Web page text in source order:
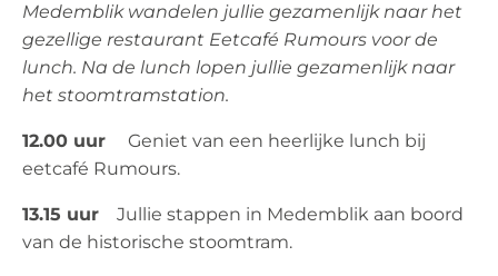
Medemblik wandelen jullie gezamenlijk naar het
gezellige restaurant Eetcafé Rumours voor de
lunch. Na de lunch lopen jullie gezamenlijk naar
het stoomtramstation.
12.00 uurGeniet van een heerlijke lunch bij
eetcafé Rumours.
13.15 uur Jullie stappen in Medemblik aan boord
van de historische stoomtram.